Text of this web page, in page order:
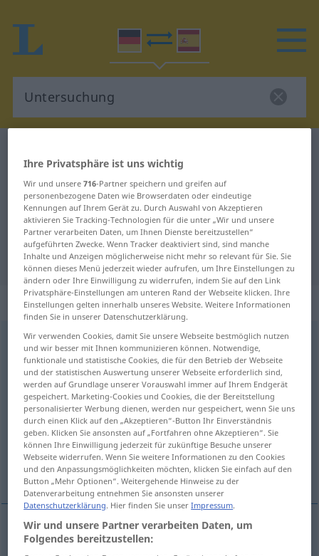
Deutsch-Spanisch Übersetzung für
"Untersuchung"
"Untersuchung" Spanisch
Übersetzung
„Untersuchung“: Femininum
Untersuchungf <Untersuchung;Untersuchungen >
Übersicht aller Übersetzungen
(Für mehr Details die Übersetzung anklicken/antippen)
reconocimiento, investigación, examen,
análisis
investigación registro
reconocimientom Untersuchung
Ihre Privatsphäre ist uns wichtig
Wir und unsere716-Partner speichern und greifen auf
personenbezogene Daten wie Browserdaten oder eindeutige
Kennungen auf Ihrem Gerät zu. Durch Auswahl von Akzeptieren
aktivieren Sie Tracking-Technologien für die unter „Wir und unsere
Partner verarbeiten Daten, um Ihnen Dienste bereitzustellen“
aufgeführten Zwecke. Wenn Tracker deaktiviert sind, sind manche
Inhalte und Anzeigen möglicherweise nicht mehr so relevant für Sie. Sie
können dieses Menü jederzeit wieder aufrufen, um Ihre Einstellungen zu
ändern oder Ihre Einwilligung zu widerrufen, indem Sie auf den Link
Privatsphäre-Einstellungen am unteren Rand der Webseite klicken. Ihre
Einstellungen gelten innerhalb unseres Website. Weitere Informationen
finden Sie in unserer Datenschutzerklärung.
Wir verwenden Cookies, damit Sie unsere Webseite bestmöglich nutzen
und wir besser mit Ihnen kommunizieren können. Notwendige,
funktionale und statistische Cookies, die für den Betrieb der Webseite
und der statistischen Auswertung unserer Webseite erforderlich sind,
werden auf Grundlage unserer Vorauswahl immer auf Ihrem Endgerät
gespeichert. Marketing-Cookies und Cookies, die der Bereitstellung
personalisierter Werbung dienen, werden nur gespeichert, wenn Sie uns
durch einen Klick auf den „Akzeptieren“-Button Ihr Einverständnis
geben. Klicken Sie ansonsten auf „Fortfahren ohne Akzeptieren“. Sie
können Ihre Einwilligung jederzeit für zukünftige Besuche unserer
Webseite widerrufen. Wenn Sie weitere Informationen zu den Cookies
und den Anpassungsmöglichkeiten möchten, klicken Sie einfach auf den
Button „Mehr Optionen“. Weitergehende Hinweise zu der
Datenverarbeitung entnehmen Sie ansonsten unserer
Datenschutzerklärung. Hier finden Sie unserImpressum.
Wir und unsere Partner verarbeiten Daten, um
Folgendes bereitzustellen: